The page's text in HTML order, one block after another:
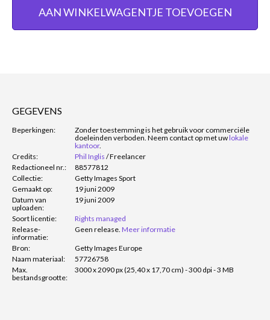
AAN WINKELWAGENTJE TOEVOEGEN
GEGEVENS
Beperkingen:
Zonder toestemming is het gebruik voor commerciële
doeleinden verboden. Neem contact op met uwlokale
kantoor.
Credits:
Phil Inglis /Freelancer
Redactioneel nr.:
88577812
Collectie:
Getty Images Sport
Gemaakt op:
19 juni 2009
Datum van
uploaden:
19 juni 2009
Soort licentie:
Rights managed
Release-
informatie:
Geen release. Meer informatie
Bron:
Getty Images Europe
Naam materiaal:
57726758
Max.
bestandsgrootte:
3000 x 2090 px (25,40 x 17,70 cm) - 300 dpi - 3 MB